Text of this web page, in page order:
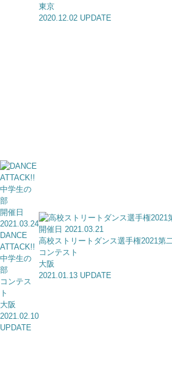
東京
2020.12.02 UPDATE
開催日
2021.03.24
DANCE
ATTACK!!
中学生の
部
コンテス
ト
大阪
2021.02.10
UPDATE
開催日 2021.03.21
高校ストリートダンス選手権2021第
コンテスト
大阪
2021.01.13 UPDATE